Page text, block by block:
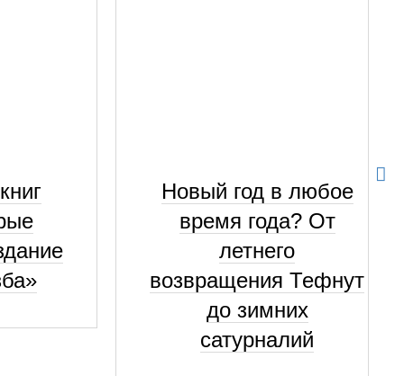
Новый год в любое
время года? От
летнего
возвращения Тефнут
до зимних
сатурналий